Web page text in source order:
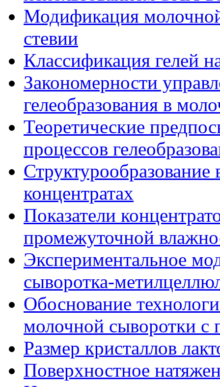
Модификация
стевии
Классификация гелей
Закономерности
гелеобразования в
Теоретические
процессов
концентратах
Показатели
промежуточной
Экспериментальное
сыворотка-
Обоснование
молочной сыворотки
Размер кристаллов
Поверхностное